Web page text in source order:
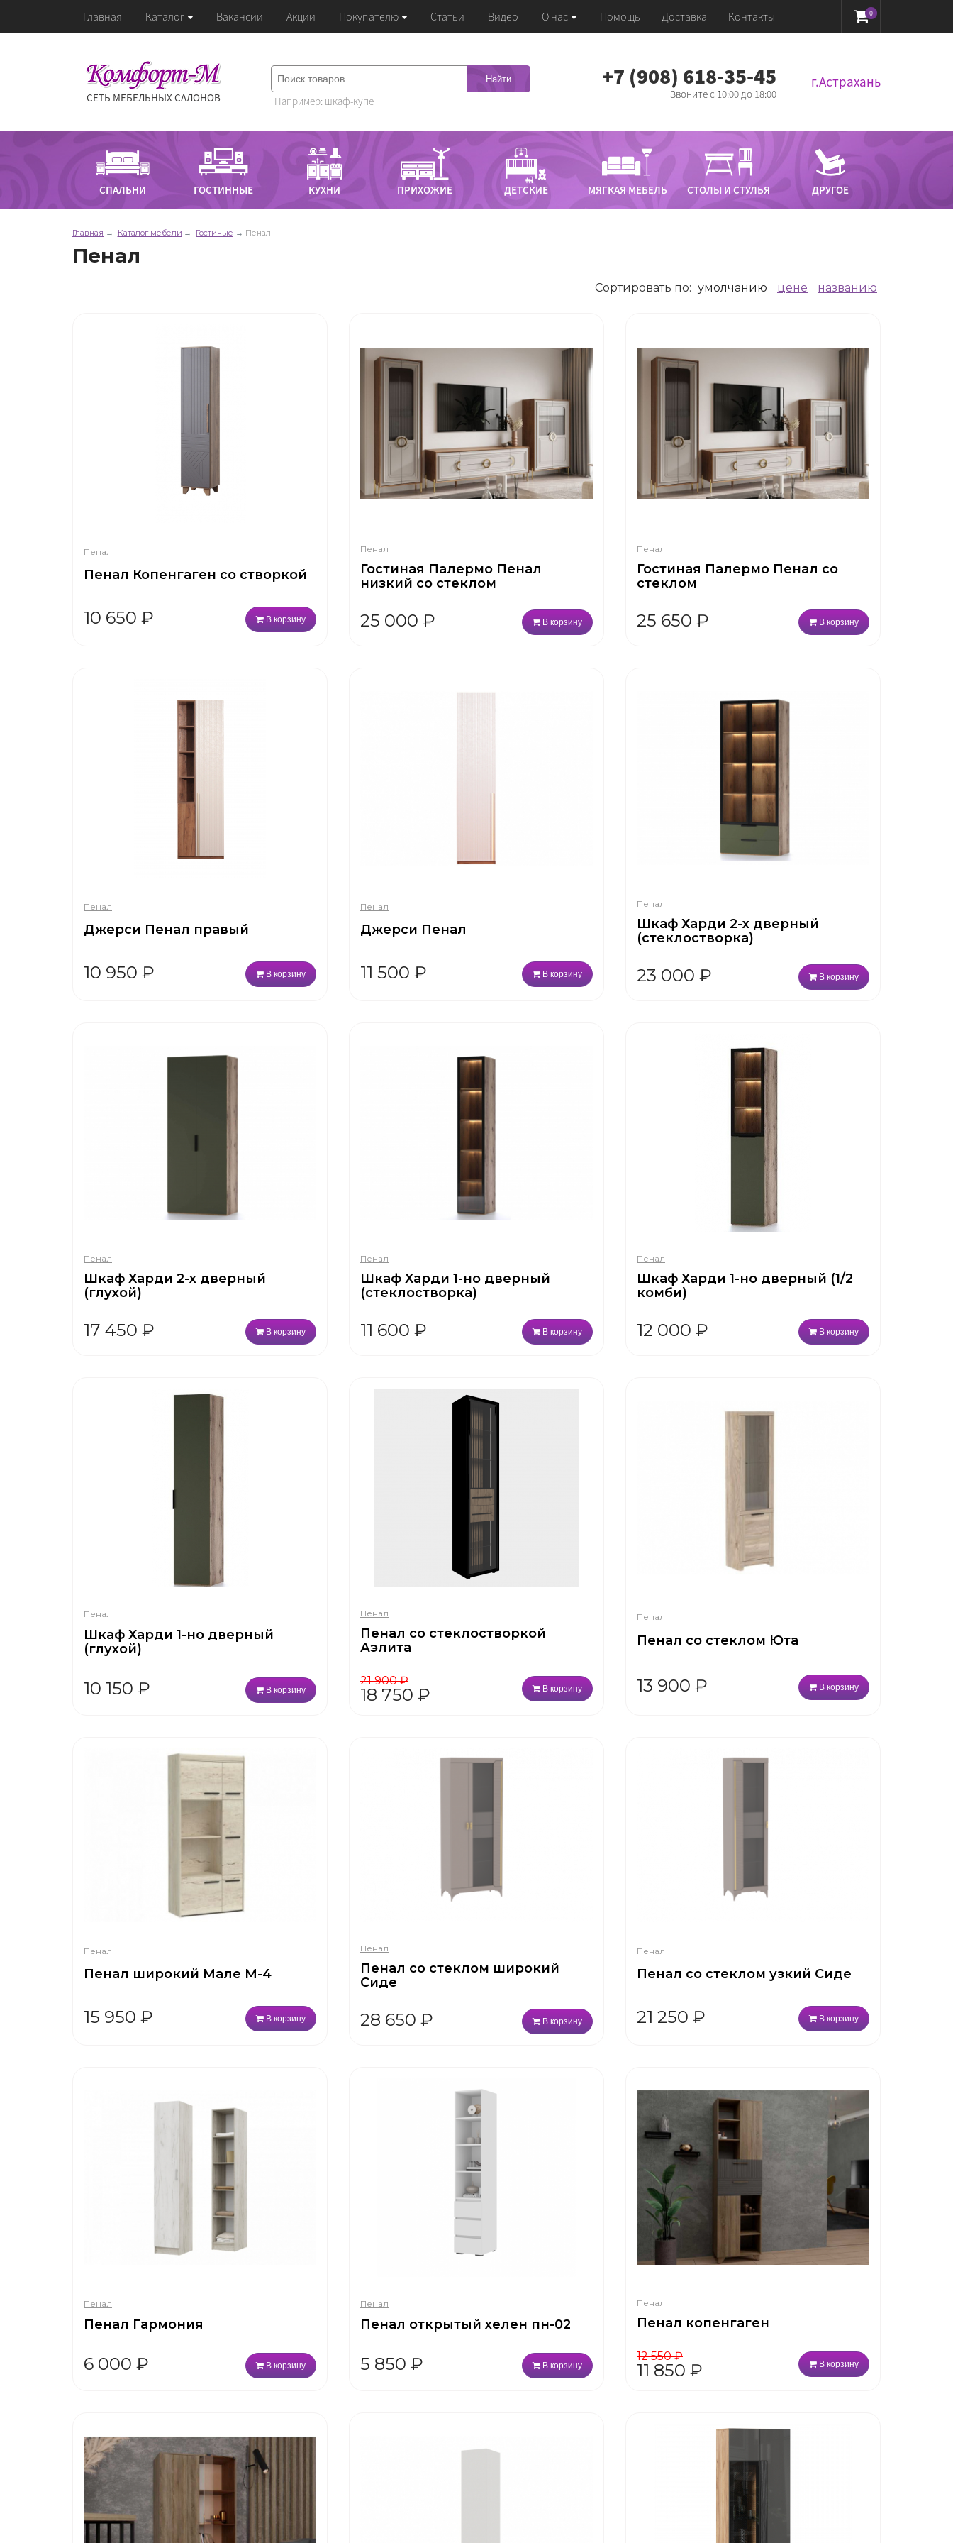
Главная Каталог Вакансии Акции Покупателю Статьи Видео О нас Помощь Доставка Контакты 0
СЕТЬ МЕБЕЛЬНЫХ САЛОНОВ
Найти
Например: шкаф-купе
‭+7 (908) 618-35-45‬
Звоните с 10:00 до 18:00
г.Астрахань
СПАЛЬНИ ГОСТИННЫЕ КУХНИ ПРИХОЖИЕ ДЕТСКИЕ МЯГКАЯ МЕБЕЛЬ СТОЛЫ И СТУЛЬЯ ДРУГОЕ
Главная Каталог мебели Гостиные Пенал
Пенал
Сортировать по: умолчанию цене названию
Пенал
Пенал Копенгаген со створкой
10 650 ₽ В корзину
Пенал
Гостиная Палермо Пенал
низкий со стеклом
25 000 ₽ В корзину
Пенал
Гостиная Палермо Пенал со
стеклом
25 650 ₽ В корзину
Пенал
Джерси Пенал правый
10 950 ₽ В корзину
Пенал
Джерси Пенал
11 500 ₽ В корзину
Пенал
Шкаф Харди 2-х дверный
(стеклостворка)
23 000 ₽ В корзину
Пенал
Шкаф Харди 2-х дверный
(глухой)
17 450 ₽ В корзину
Пенал
Шкаф Харди 1-но дверный
(стеклостворка)
11 600 ₽ В корзину
Пенал
Шкаф Харди 1-но дверный (1/2
комби)
12 000 ₽ В корзину
Пенал
Шкаф Харди 1-но дверный
(глухой)
10 150 ₽ В корзину
Пенал
Пенал со стеклостворкой
Аэлита
21 900₽
18 750 ₽ В корзину
Пенал
Пенал со стеклом Юта
13 900 ₽ В корзину
Пенал
Пенал широкий Мале М-4
15 950 ₽ В корзину
Пенал
Пенал со стеклом широкий
Сиде
28 650 ₽ В корзину
Пенал
Пенал со стеклом узкий Сиде
21 250 ₽ В корзину
Пенал
Пенал Гармония
6 000 ₽ В корзину
Пенал
Пенал открытый хелен пн-02
5 850 ₽ В корзину
Пенал
Пенал копенгаген
12 550₽
11 850 ₽ В корзину